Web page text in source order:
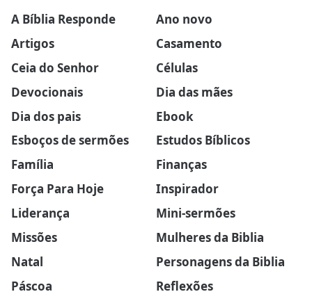
A Bíblia Responde
Ano novo
Artigos
Casamento
Ceia do Senhor
Células
Devocionais
Dia das mães
Dia dos pais
Ebook
Esboços de sermões
Estudos Bíblicos
Família
Finanças
Força Para Hoje
Inspirador
Liderança
Mini-sermões
Missões
Mulheres da Biblia
Natal
Personagens da Biblia
Páscoa
Reflexões